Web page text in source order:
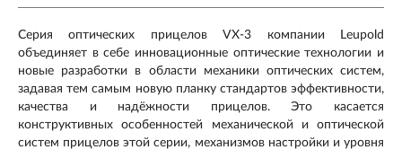
Серия оптических прицелов VX-3 компании Leupold
объединяет в себе инновационные оптические технологии и
новые разработки в области механики оптических систем,
задавая тем самым новую планку стандартов эффективности,
качества и надёжности прицелов. Это касается
конструктивных особенностей механической и оптической
систем прицелов этой серии, механизмов настройки и уровня